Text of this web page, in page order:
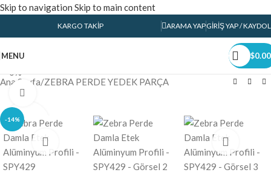
Skip to navigation Skip to main content
KARGO TAKIP ARAMA YAPGIRIŞ YAP / KAYDOL
MENU $0.00
Ana Sayfa/ZEBRA PERDE YEDEK PARÇA
-14%
0%